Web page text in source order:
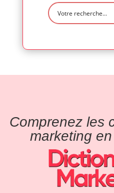
Comprenez les
marketing